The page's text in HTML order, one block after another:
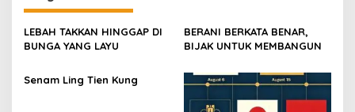
LEBAH TAKKAN HINGGAP DI
BUNGA YANG LAYU
BERANI BERKATA BENAR,
BIJAK UNTUK MEMBANGUN
Senam Ling Tien Kung